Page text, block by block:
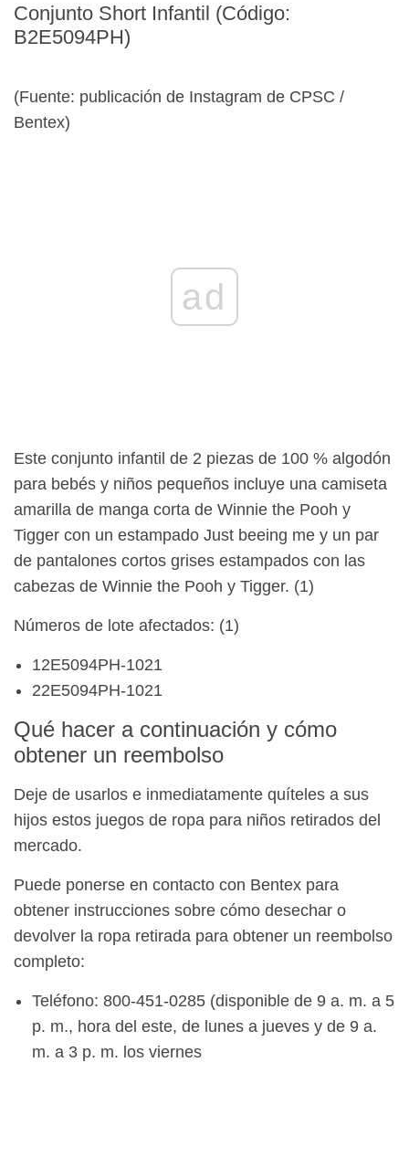
Conjunto Short Infantil (Código:
B2E5094PH)
(Fuente: publicación de Instagram de CPSC /
Bentex)
ad
Este conjunto infantil de 2 piezas de 100 % algodón
para bebés y niños pequeños incluye una camiseta
amarilla de manga corta de Winnie the Pooh y
Tigger con un estampado Just beeing me y un par
de pantalones cortos grises estampados con las
cabezas de Winnie the Pooh y Tigger. (1)
Números de lote afectados: (1)
12E5094PH-1021
22E5094PH-1021
Qué hacer a continuación y cómo
obtener un reembolso
Deje de usarlos e inmediatamente quíteles a sus
hijos estos juegos de ropa para niños retirados del
mercado.
Puede ponerse en contacto con Bentex para
obtener instrucciones sobre cómo desechar o
devolver la ropa retirada para obtener un reembolso
completo:
Teléfono: 800-451-0285 (disponible de 9 a. m. a 5
p. m., hora del este, de lunes a jueves y de 9 a.
m. a 3 p. m. los viernes